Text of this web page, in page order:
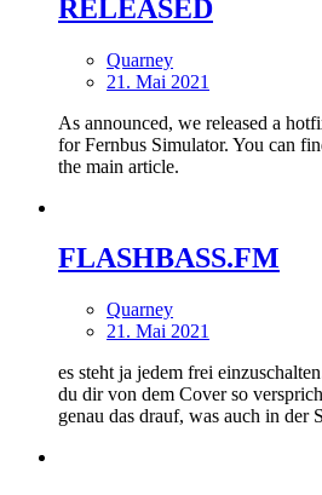
RELEASED
Quarney
21. Mai 2021
As announced, we released a
for Fernbus Simulator. You can
the main article.
FLASHBASS.FM
Quarney
21. Mai 2021
es steht ja jedem frei
du dir von dem Cover so
genau das drauf, was auch in der